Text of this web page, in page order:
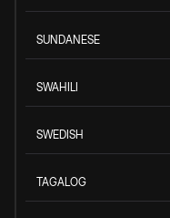
SUNDANESE
SWAHILI
SWEDISH
TAGALOG